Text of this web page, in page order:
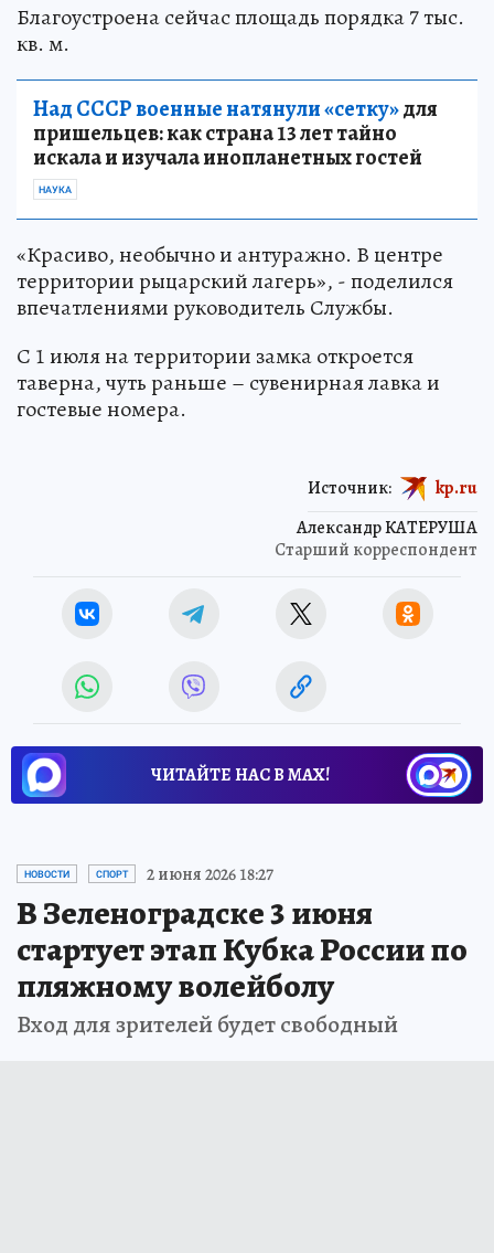
Благоустроена сейчас площадь порядка 7 тыс.
кв. м.
Над СССР военные натянули «сетку»для
пришельцев: как страна 13 лет тайно
искала и изучала инопланетных гостей
НАУКА
«Красиво, необычно и антуражно. В центре
территории рыцарский лагерь», - поделился
впечатлениями руководитель Службы.
С 1 июля на территории замка откроется
таверна, чуть раньше – сувенирная лавка и
гостевые номера.
Александр КАТЕРУША
Старший корреспондент
Источник: kp.ru
ЧИТАЙТЕ НАС В МАХ!
НОВОСТИ СПОРТ 2 июня 2026 18:27
В Зеленоградске 3 июня
стартует этап Кубка России по
пляжному волейболу
Вход для зрителей будет свободный